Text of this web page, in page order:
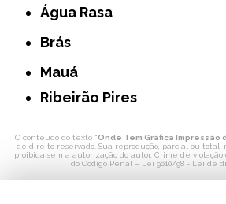
Água Rasa
Brás
Mauá
Ribeirão Pires
O conteúdo do texto "Onde Tem Gráfica Impressão
de direito reservado. Sua reprodução, parcial ou total,
proibida sem a autorização do autor. Crime de
do Código Penal – Lei 9610/98 - Lei de